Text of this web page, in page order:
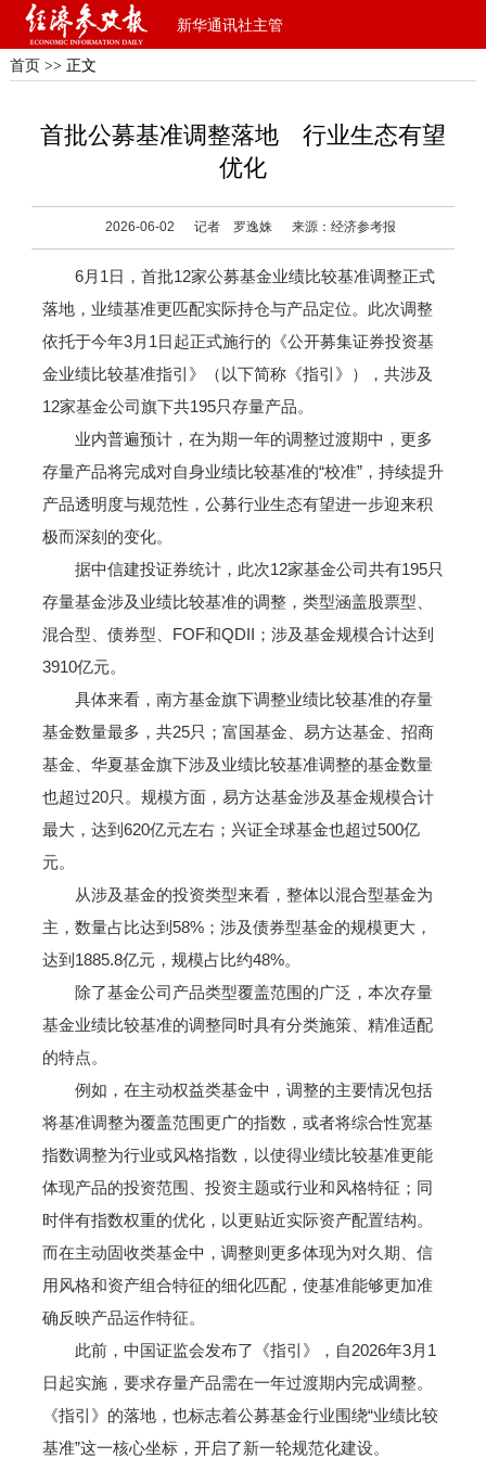
新华通讯社主管
首页 >> 正文
首批公募基准调整落地 行业生态有望
优化
2026-06-02 记者 罗逸姝 来源：经济参考报
6月1日，首批12家公募基金业绩比较基准调整正式
落地，业绩基准更匹配实际持仓与产品定位。此次调整
依托于今年3月1日起正式施行的《公开募集证券投资基
金业绩比较基准指引》（以下简称《指引》），共涉及
12家基金公司旗下共195只存量产品。
业内普遍预计，在为期一年的调整过渡期中，更多
存量产品将完成对自身业绩比较基准的“校准”，持续提升
产品透明度与规范性，公募行业生态有望进一步迎来积
极而深刻的变化。
据中信建投证券统计，此次12家基金公司共有195只
存量基金涉及业绩比较基准的调整，类型涵盖股票型、
混合型、债券型、FOF和QDII；涉及基金规模合计达到
3910亿元。
具体来看，南方基金旗下调整业绩比较基准的存量
基金数量最多，共25只；富国基金、易方达基金、招商
基金、华夏基金旗下涉及业绩比较基准调整的基金数量
也超过20只。规模方面，易方达基金涉及基金规模合计
最大，达到620亿元左右；兴证全球基金也超过500亿
元。
从涉及基金的投资类型来看，整体以混合型基金为
主，数量占比达到58%；涉及债券型基金的规模更大，
达到1885.8亿元，规模占比约48%。
除了基金公司产品类型覆盖范围的广泛，本次存量
基金业绩比较基准的调整同时具有分类施策、精准适配
的特点。
例如，在主动权益类基金中，调整的主要情况包括
将基准调整为覆盖范围更广的指数，或者将综合性宽基
指数调整为行业或风格指数，以使得业绩比较基准更能
体现产品的投资范围、投资主题或行业和风格特征；同
时伴有指数权重的优化，以更贴近实际资产配置结构。
而在主动固收类基金中，调整则更多体现为对久期、信
用风格和资产组合特征的细化匹配，使基准能够更加准
确反映产品运作特征。
此前，中国证监会发布了《指引》，自2026年3月1
日起实施，要求存量产品需在一年过渡期内完成调整。
《指引》的落地，也标志着公募基金行业围绕“业绩比较
基准”这一核心坐标，开启了新一轮规范化建设。